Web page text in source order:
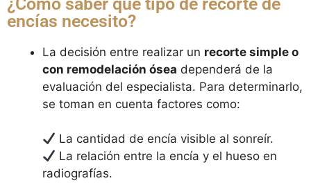
encías necesito?
La decisión entre realizar un recorte simple o
con remodelación ósea dependerá de la
evaluación del especialista. Para determinarlo,
se toman en cuenta factores como:
La cantidad de encía visible al sonreír.
La relación entre la encía y el hueso en
radiografías.